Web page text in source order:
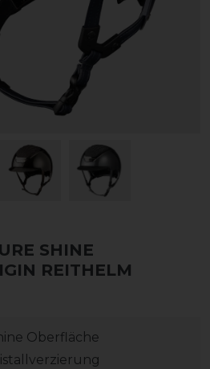
SHINE
REITHELM
Oberfläche